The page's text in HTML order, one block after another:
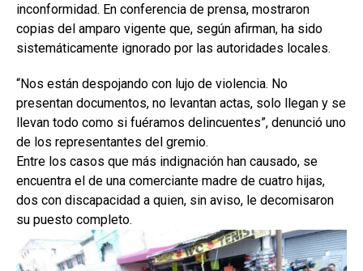
inconformidad. En conferencia de prensa, mostraron
copias del amparo vigente que, según afirman, ha sido
sistemáticamente ignorado por las autoridades locales.
“Nos están despojando con lujo de violencia. No
presentan documentos, no levantan actas, solo llegan y se
llevan todo como si fuéramos delincuentes”, denunció uno
de los representantes del gremio.
Entre los casos que más indignación han causado, se
encuentra el de una comerciante madre de cuatro hijas,
dos con discapacidad a quien, sin aviso, le decomisaron
su puesto completo.